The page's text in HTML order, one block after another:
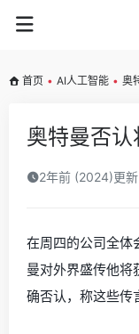
首页 • AI人工智能 • 奥
奥特曼否
2年前 (2024)更新
在周四的公司全体
曼对外界盛传他将
确否认，称这些传